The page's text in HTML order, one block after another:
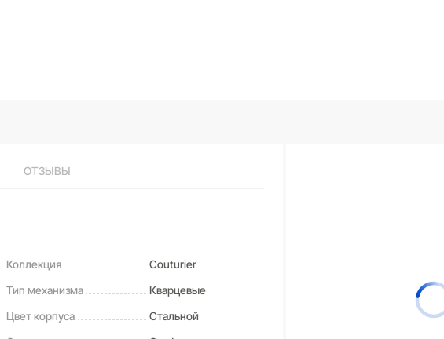
ОТЗЫВЫ
Коллекция
Couturier
Тип механизма
Кварцевые
Цвет корпуса
Стальной